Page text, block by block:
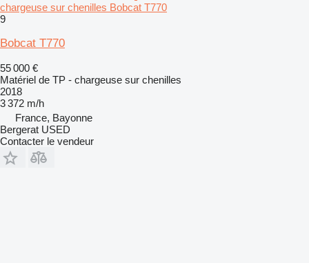
chargeuse sur chenilles Bobcat T770
9
Bobcat T770
55 000 €
Matériel de TP - chargeuse sur chenilles
2018
3 372 m/h
France, Bayonne
Bergerat USED
Contacter le vendeur